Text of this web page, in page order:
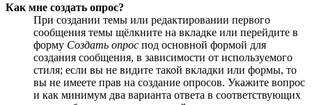
Как мне создать опрос?
При создании темы или редактировании первого
сообщения темы щёлкните на вкладке или перейдите в
форму Создать опрос под основной формой для
создания сообщения, в зависимости от используемого
стиля; если вы не видите такой вкладки или формы, то
вы не имеете прав на создание опросов. Укажите вопрос
и как минимум два варианта ответа в соответствующих